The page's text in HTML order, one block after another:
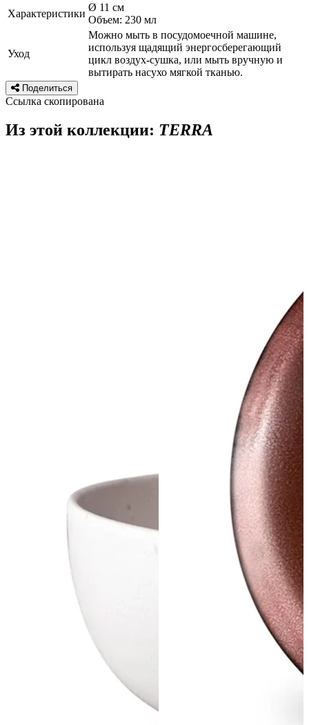
Характеристики
Ø 11 см
Объем: 230 мл
Уход
Можно мыть в посудомоечной машине,
используя щадящий энергосберегающий
цикл воздух-сушка, или мыть вручную и
вытирать насухо мягкой тканью.
Поделиться
Ссылка скопирована
Из этой коллекции: TERRA
ПОДПИСАТЬСЯ
Принимаю условия Политикой конфиденциальности и